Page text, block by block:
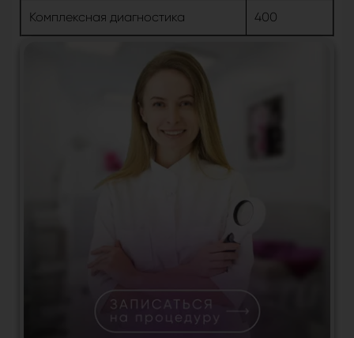
Комплексная диагностика 400